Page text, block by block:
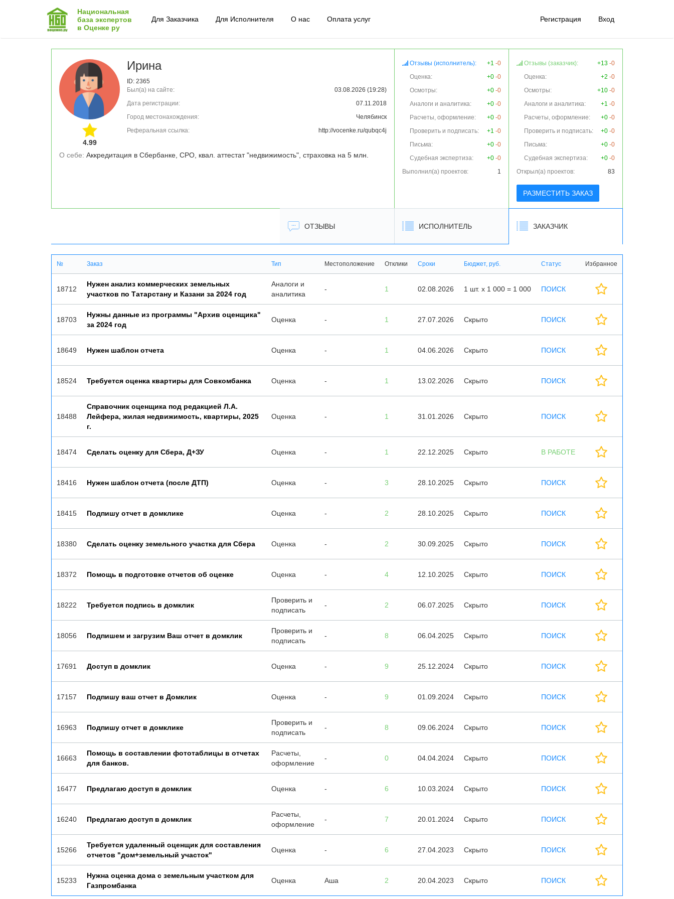
Национальная
база экспертов
в Оценке ру
Для Заказчика Для Исполнителя О нас Оплата услуг Регистрация Вход
4.99
Ирина
ID: 2365
Был(а) на сайте:
03.08.2026 (19:28)
Дата регистрации:
07.11.2018
Город местонахождения:
Челябинск
Реферальная ссылка:
http://vocenke.ru/qubqc4j
О себе: Аккредитация в Сбербанке, СРО, квал. аттестат "недвижимость", страховка на 5 млн.
Отзывы (исполнитель): +1 -0
Оценка:
+0 -0
Осмотры:
+0 -0
Аналоги и аналитика:
+0 -0
Расчеты, оформление:
+0 -0
Проверить и подписать:
+1 -0
Письма:
+0 -0
Судебная экспертиза:
+0 -0
Выполнил(а) проектов:
1
Отзывы (заказчик): +13 -0
Оценка:
+2 -0
Осмотры:
+10 -0
Аналоги и аналитика:
+1 -0
Расчеты, оформление:
+0 -0
Проверить и подписать:
+0 -0
Письма:
+0 -0
Судебная экспертиза:
+0 -0
Открыл(а) проектов:
83
РАЗМЕСТИТЬ ЗАКАЗ
ОТЗЫВЫ ИСПОЛНИТЕЛЬ ЗАКАЗЧИК
№ Заказ Тип Местоположение Отклики Сроки Бюджет, руб. Статус Избранное
18712
Нужен анализ коммерческих земельных
участков по Татарстану и Казани за 2024 год
Аналоги и
аналитика
- 1 02.08.2026 1 шт. х 1 000 = 1 000 ПОИСК
18703
Нужны данные из программы "Архив оценщика"
за 2024 год
Оценка - 1 27.07.2026 Скрыто ПОИСК
18649 Нужен шаблон отчета Оценка - 1 04.06.2026 Скрыто ПОИСК
18524 Требуется оценка квартиры для Совкомбанка Оценка - 1 13.02.2026 Скрыто ПОИСК
18488
Справочник оценщика под редакцией Л.А.
Лейфера, жилая недвижимость, квартиры, 2025
г.
Оценка - 1 31.01.2026 Скрыто ПОИСК
18474 Сделать оценку для Сбера, Д+ЗУ Оценка - 1 22.12.2025 Скрыто В РАБОТЕ
18416 Нужен шаблон отчета (после ДТП) Оценка - 3 28.10.2025 Скрыто ПОИСК
18415 Подпишу отчет в домклике Оценка - 2 28.10.2025 Скрыто ПОИСК
18380 Сделать оценку земельного участка для Сбера Оценка - 2 30.09.2025 Скрыто ПОИСК
18372 Помощь в подготовке отчетов об оценке Оценка - 4 12.10.2025 Скрыто ПОИСК
18222 Требуется подпись в домклик
Проверить и
подписать
- 2 06.07.2025 Скрыто ПОИСК
18056 Подпишем и загрузим Ваш отчет в домклик
Проверить и
подписать
- 8 06.04.2025 Скрыто ПОИСК
17691 Доступ в домклик Оценка - 9 25.12.2024 Скрыто ПОИСК
17157 Подпишу ваш отчет в Домклик Оценка - 9 01.09.2024 Скрыто ПОИСК
16963 Подпишу отчет в домклике
Проверить и
подписать
- 8 09.06.2024 Скрыто ПОИСК
16663
Помощь в составлении фототаблицы в отчетах
для банков.
Расчеты,
оформление
- 0 04.04.2024 Скрыто ПОИСК
16477 Предлагаю доступ в домклик Оценка - 6 10.03.2024 Скрыто ПОИСК
16240 Предлагаю доступ в домклик
Расчеты,
оформление
- 7 20.01.2024 Скрыто ПОИСК
15266
Требуется удаленный оценщик для составления
отчетов "дом+земельный участок"
Оценка - 6 27.04.2023 Скрыто ПОИСК
15233
Нужна оценка дома с земельным участком для
Газпромбанка
Оценка Аша 2 20.04.2023 Скрыто ПОИСК